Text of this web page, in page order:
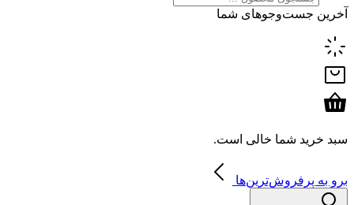
آخرین جست‌وجوهای شما
سبد خرید شما خالی است.
برو به پرفروش‌ترین‌ها